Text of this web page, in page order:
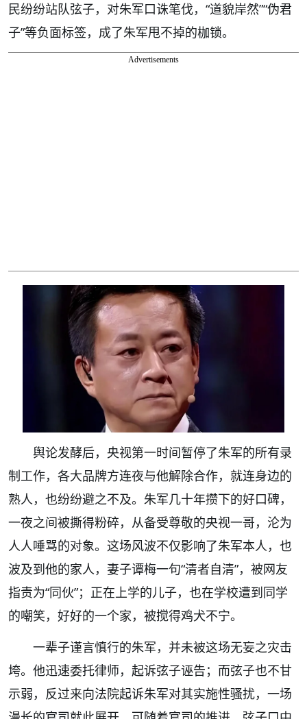
民纷纷站队弦子，对朱军口诛笔伐，“道貌岸然”“伪君
子”等负面标签，成了朱军甩不掉的枷锁。
Advertisements
舆论发酵后，央视第一时间暂停了朱军的所有录
制工作，各大品牌方连夜与他解除合作，就连身边的
熟人，也纷纷避之不及。朱军几十年攒下的好口碑，
一夜之间被撕得粉碎，从备受尊敬的央视一哥，沦为
人人唾骂的对象。这场风波不仅影响了朱军本人，也
波及到他的家人，妻子谭梅一句“清者自清”，被网友
指责为“同伙”；正在上学的儿子，也在学校遭到同学
的嘲笑，好好的一个家，被搅得鸡犬不宁。
一辈子谨言慎行的朱军，并未被这场无妄之灾击
垮。他迅速委托律师，起诉弦子诬告；而弦子也不甘
示弱，反过来向法院起诉朱军对其实施性骚扰，一场